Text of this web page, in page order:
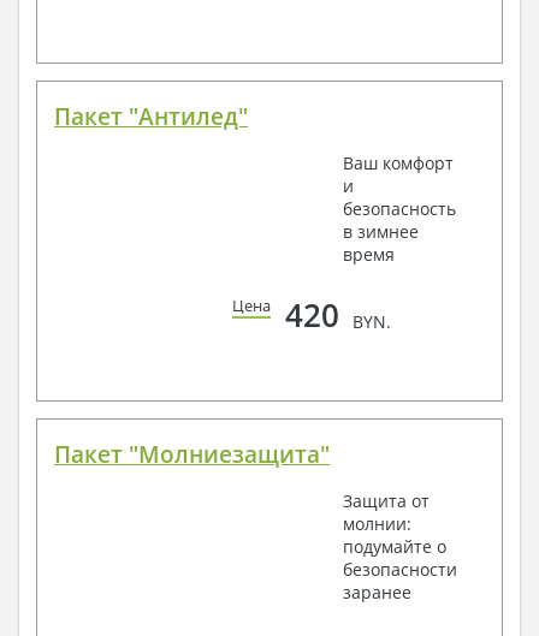
Пакет "Антилед"
Ваш комфорт
и
безопасность
в зимнее
время
Цена 420 BYN.
Пакет "Молниезащита"
Защита от
молнии:
подумайте о
безопасности
заранее